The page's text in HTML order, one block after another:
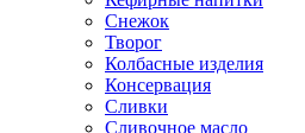
Снежок
Творог
Колбасные изделия
Консервация
Сливки
Сливочное масло